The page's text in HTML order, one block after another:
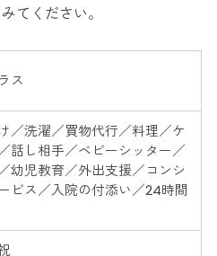
てください。
ス
／洗濯／買物代行／料理／ケ
話し相手／ベビーシッター／
幼児教育／外出支援／コンシ
ビス／入院の付添い／24時間